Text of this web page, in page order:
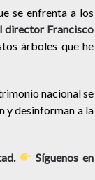
se enfrenta a los
director Francisco
árboles que he
nacional se
y desinforman a la
Síguenos en